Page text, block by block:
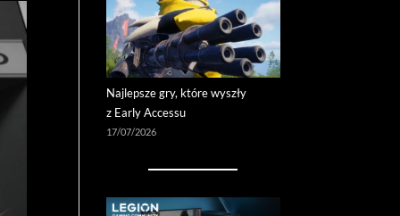
Najlepsze gry, które wyszły
z Early Accessu
17/07/2026